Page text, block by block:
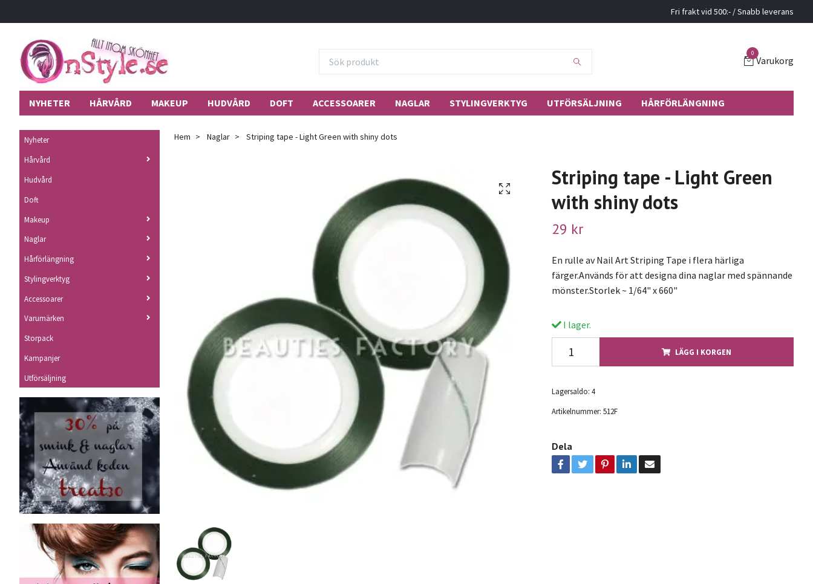
Fri frakt vid 500:- / Snabb leverans
0
Varukorg
NYHETER HÅRVÅRD MAKEUP HUDVÅRD DOFT ACCESSOARER NAGLAR STYLINGVERKTYG UTFÖRSÄLJNING HÅRFÖRLÄNGNING
Nyheter
Hårvård
Hudvård
Doft
Makeup
Naglar
Hårförlängning
Stylingverktyg
Accessoarer
Varumärken
Storpack
Kampanjer
Utförsäljning
Hem Naglar Striping tape - Light Green with shiny dots
Striping tape - Light Green
with shiny dots
29 kr
En rulle av Nail Art Striping Tape i flera härliga
färger.Används för att designa dina naglar med spännande
mönster.Storlek ~ 1/64" x 660"
I lager.
LÄGG I KORGEN
Lagersaldo: 4
Artikelnummer: 512F
Dela